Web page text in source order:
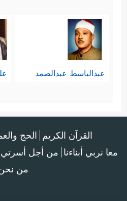
عبدالباسط عبدالصمد
القرآن الكريم الحج
معا نربي أبناءنا من أجل أسرتي
من